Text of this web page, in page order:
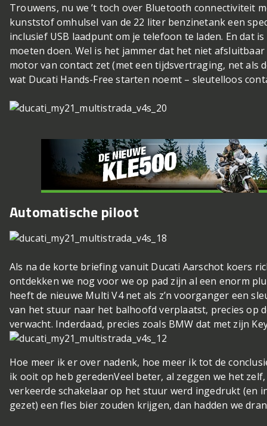
Trouwens, nu we ’t toch over Bluetooth connectiviteit
kunststof omhulsel van de 22 liter benzinetank een
inclusief USB laadpunt om je telefoon te laden. En dat
moeten doen. Wel is het jammer dat het niet
motor van contact zet (met een tijdsvertraging, net
wat Ducati Hands-Free starten noemt – sleutelloos
Automatische piloot
Als na de korte briefing vanuit Ducati Aarschot koers
ontdekken we nog voor we op pad zijn al een enorm
heeft de nieuwe Multi V4 net als z’n voorganger een
van het stuur naar het balhoofd verplaatst, precies op
verwacht. Inderdaad, precies zoals BMW dat met zijn
Hoe meer ik er over nadenk, hoe meer ik tot de
ik ooit op heb geredenVeel beter, al zeggen we het
verkeerde schakelaar op het stuur werd ingedrukt (en
gezet) een fles bier zouden krijgen, dan hadden we